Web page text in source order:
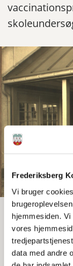
Frederiksberg
Vi bruger
hjemmesiden.
vores
data med andre
Print